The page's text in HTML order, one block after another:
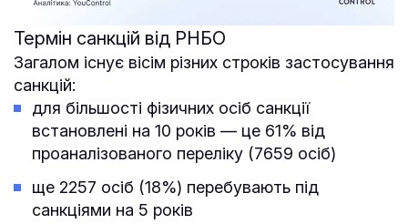
Термін санкцій від РНБО
Загалом існує вісім різних строків застосування
санкцій:
для більшості фізичних осіб санкції
встановлені на 10 років — це 61% від
проаналізованого переліку (7659 осіб)
ще 2257 осіб (18%) перебувають під
санкціями на 5 років